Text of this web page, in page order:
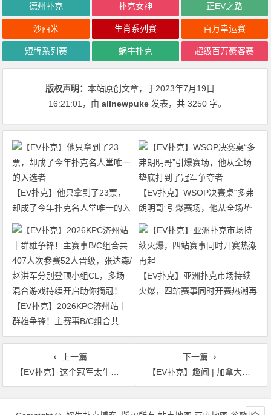
德州扑克 扑克女神 正EV之路
沙西米 生肖系列赛 百万幸运赛
短牌系列赛 蜗牛扑克 超级百万豪客赛
版权声明：本站原创文章，于2023年7月19日
16:21:01 ，由allnewpuke 发表，共 3250 字。
【EV扑克】他只拿到了23票，
却成了今年扑克名人堂唯一的入
选者
【EV扑克】WSOP决赛桌“多弗
朗明哥”引爆赛场，他从全场垫
底打到了冠军争夺者
【EV扑克】2026KPC济州站｜
群雄争锋！主赛事B/C组合共
407人次参赛52人晋级，张达森/
赵洪军分别登顶小组CL，多场
混合游戏持续开启助你摘冠！
【EV扑克】亚洲扑克市场持续
火爆，四站赛事同时开赛热潮再
上一篇
【EV扑克】这个冠军太牛了！仅靠48手夺下主赛事金手链，国人同日斩获豪客赛金戒指
下一篇
【EV扑克】趣闻 | 加拿大选手抽中WSOP主赛事30年的免费参赛权
文